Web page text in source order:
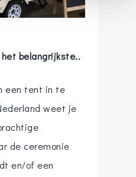
belangrijkste..
een tent in te
weet je
de ceremonie
en/of een